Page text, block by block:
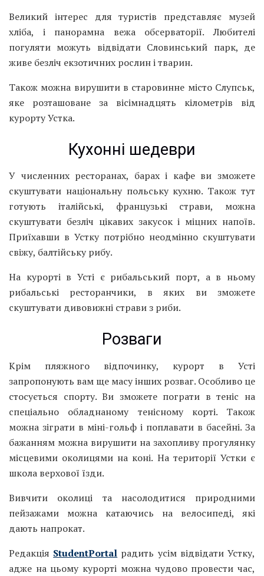
Великий інтерес для туристів представляє музей
хліба, і панорамна вежа обсерваторії. Любителі
погуляти можуть відвідати Словинський парк, де
живе безліч екзотичних рослин і тварин.
Також можна вирушити в старовинне місто Слупськ,
яке розташоване за вісімнадцять кілометрів від
курорту Устка.
Кухонні шедеври
У численних ресторанах, барах і кафе ви зможете
скуштувати національну польську кухню. Також тут
готують італійські, французькі страви, можна
скуштувати безліч цікавих закусок і міцних напоїв.
Приїхавши в Устку потрібно неодмінно скуштувати
свіжу, балтійську рибу.
На курорті в Усті є рибальський порт, а в ньому
рибальські ресторанчики, в яких ви зможете
скуштувати дивовижні страви з риби.
Розваги
Крім пляжного відпочинку, курорт в Усті
запропонують вам ще масу інших розваг. Особливо це
стосується спорту. Ви зможете пограти в теніс на
спеціально обладнаному тенісному корті. Також
можна зіграти в міні-гольф і поплавати в басейні. За
бажанням можна вирушити на захопливу прогулянку
місцевими околицями на коні. На території Устки є
школа верхової їзди.
Вивчити околиці та насолодитися природними
пейзажами можна катаючись на велосипеді, які
дають напрокат.
Редакція StudentPortal радить усім відвідати Устку,
адже на цьому курорті можна чудово провести час,